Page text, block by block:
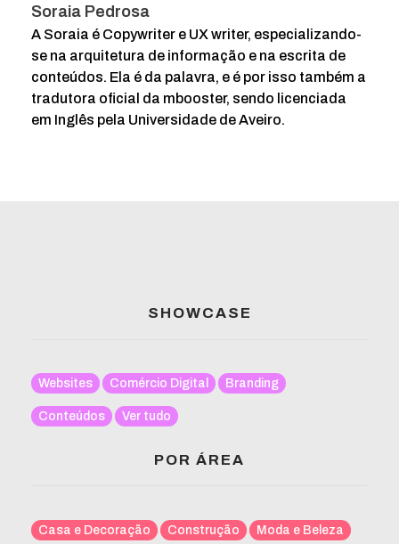
Soraia Pedrosa
A Soraia é Copywriter e UX writer, especializando-
se na arquitetura de informação e na escrita de
conteúdos. Ela é da palavra, e é por isso também a
tradutora oficial da mbooster, sendo licenciada
em Inglês pela Universidade de Aveiro.
SHOWCASE
Websites Comércio Digital Branding
Conteúdos Ver tudo
POR ÁREA
Casa e Decoração Construção Moda e Beleza